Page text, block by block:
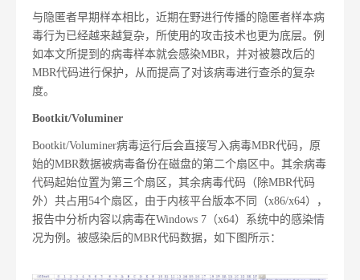
与隐匿者早期样本相比，近期在野进行传播的隐匿者样本病
毒行为已经越来越复杂，所使用的攻击技术也更为底层。例
如本文所提到的病毒样本就会感染MBR，并对被篡改后的
MBR代码进行保护，从而提高了对该病毒进行查杀的复杂
度。
Bootkit/Voluminer
Bootkit/Voluminer病毒运行后会直接写入病毒MBR代码，原
始的MBR数据被病毒备份在磁盘的第二个扇区中。其余病毒
代码起始位置为第三个扇区，其余病毒代码（除MBR代码
外）共占用54个扇区，由于内核平台版本不同（x86/x64），
报告中分析内容以病毒在Windows 7（x64）系统中的感染情
况为例。被感染后的MBR代码数据，如下图所示：